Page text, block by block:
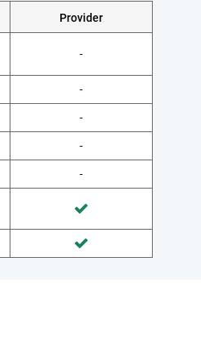
Provider
Wordt niet gedaan door Provider
-
Wordt niet gedaan door Provider
-
Wordt niet gedaan door Provider
-
Wordt niet gedaan door Provider
-
Wordt niet gedaan door Provider
-
Wordt gedaan door Provider
Wordt gedaan door Provider